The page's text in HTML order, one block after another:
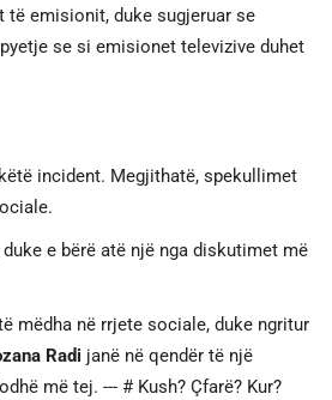
emisionit, duke sugjeruar se
se si emisionet televizive duhet
incident. Megjithatë, spekullimet
e bërë atë një nga diskutimet më
mëdha në rrjete sociale, duke ngritur
Radi janë në qendër të një
më tej. --- # Kush? Çfarë? Kur?